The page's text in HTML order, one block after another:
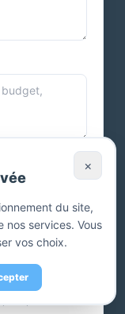
documents.
gratuit
×
du site,
nos services. Vous
vos choix.